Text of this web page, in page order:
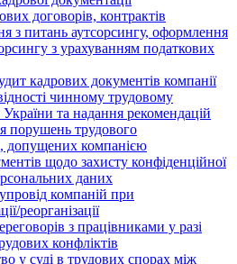
договорів, контрактів
з питань аутсорсингу, оформлення
з урахуванням податкових
кадрових документів компанії
чинному трудовому
України та надання рекомендацій
порушень трудового
допущених компанією
щодо захисту конфіденційної
даних
компаній при
реорганізації
з працівниками у разі
конфліктів
у суді в трудових спорах між